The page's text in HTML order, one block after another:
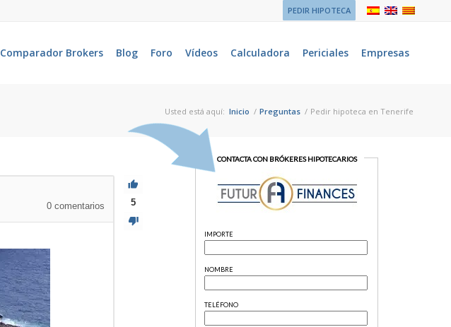
PEDIR HIPOTECA
Comparador Brokers Blog Foro Vídeos Calculadora Periciales Empresas
Usted está aquí: Inicio / Preguntas / Pedir hipoteca en Tenerife
5
0 comentarios